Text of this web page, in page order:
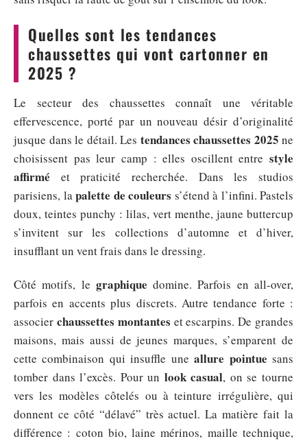
Quelles sont les tendances
chaussettes qui vont cartonner en
2025 ?
Le secteur des chaussettes connaît une véritable
effervescence, porté par un nouveau désir d’originalité
jusque dans le détail. Les tendances chaussettes 2025 ne
choisissent pas leur camp : elles oscillent entre style
affirmé et praticité recherchée. Dans les studios
parisiens, la palette de couleurs s’étend à l’infini. Pastels
doux, teintes punchy : lilas, vert menthe, jaune buttercup
s’invitent sur les collections d’automne et d’hiver,
insufflant un vent frais dans le dressing.
Côté motifs, le graphique domine. Parfois en all-over,
parfois en accents plus discrets. Autre tendance forte :
associer chaussettes montantes et escarpins. De grandes
maisons, mais aussi de jeunes marques, s’emparent de
cette combinaison qui insuffle uneallure pointue sans
tomber dans l’excès. Pour un look casual, on se tourne
vers les modèles côtelés ou à teinture irrégulière, qui
donnent ce côté “délavé” très actuel. La matière fait la
différence : coton bio, laine mérinos, maille technique,